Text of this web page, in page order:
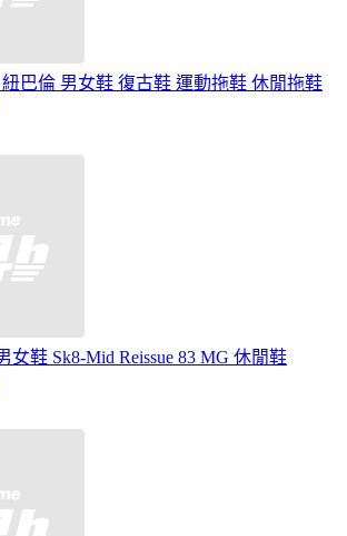
紐巴倫 男女鞋 復古鞋 運動拖鞋 休閒拖鞋
女鞋 Sk8-Mid Reissue 83 MG 休閒鞋